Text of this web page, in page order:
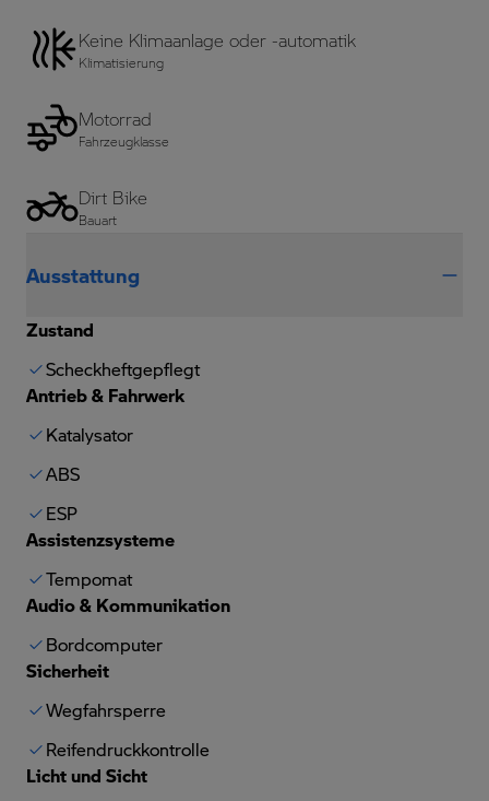
Keine Klimaanlage oder -automatik
Klimatisierung
Motorrad
Fahrzeugklasse
Dirt Bike
Bauart
Ausstattung
Zustand
Scheckheftgepflegt
Antrieb & Fahrwerk
Katalysator
ABS
ESP
Assistenzsysteme
Tempomat
Audio & Kommunikation
Bordcomputer
Sicherheit
Wegfahrsperre
Reifendruckkontrolle
Licht und Sicht